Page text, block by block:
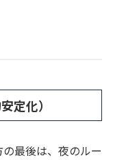
定化）
最後は、夜のルー